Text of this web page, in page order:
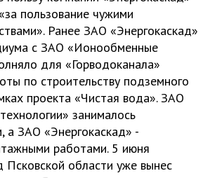
пользование чужими
Ранее ЗАО «Энергокаскад»
с ЗАО «Ионообменные
для «Горводоканала»
по строительству подземного
проекта «Чистая вода». ЗАО
занималось
а ЗАО «Энергокаскад» -
работами. 5 июня
области уже вынес